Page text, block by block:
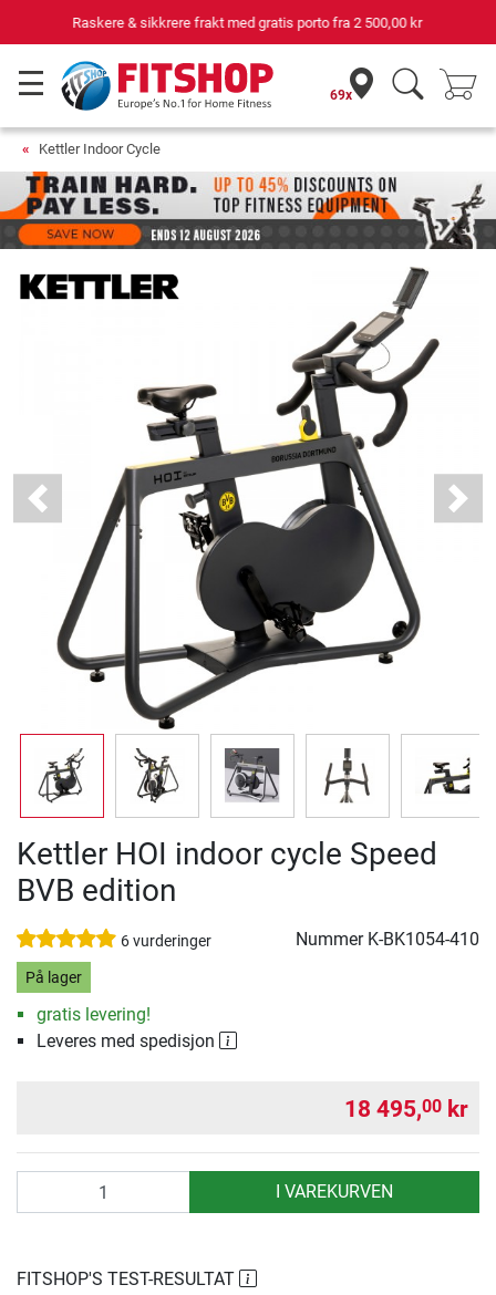
Din ekspert for hjemmetrening i 42 år
69x
Kettler Indoor Cycle
Previous Next
Kettler HOI indoor cycle Speed
BVB edition
6 vurderinger Nummer K-BK1054-410
På lager
gratis levering!
Leveres med spedisjon
18 495,00 kr
I VAREKURVEN
FITSHOP'S TEST-RESULTAT